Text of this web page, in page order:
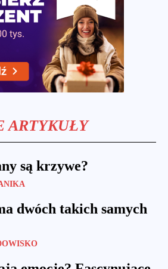
ARTYKUŁY
są krzywe?
dwóch takich samych